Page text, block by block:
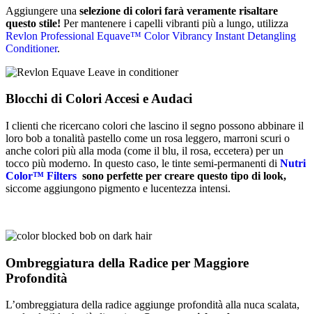
Aggiungere una selezione di colori farà veramente risaltare
questo stile! Per mantenere i capelli vibranti più a lungo, utilizza
Revlon Professional Equave™ Color Vibrancy Instant Detangling
Conditioner.
Blocchi di Colori Accesi e Audaci
I clienti che ricercano colori che lascino il segno possono abbinare il
loro bob a tonalità pastello come un rosa leggero, marroni scuri o
anche colori più alla moda (come il blu, il rosa, eccetera) per un
tocco più moderno. In questo caso, le tinte semi-permanenti di Nutri
Color™ Filters sono perfette per creare questo tipo di look,
siccome aggiungono pigmento e lucentezza intensi.
Ombreggiatura della Radice per Maggiore
Profondità
L’ombreggiatura della radice aggiunge profondità alla nuca scalata,